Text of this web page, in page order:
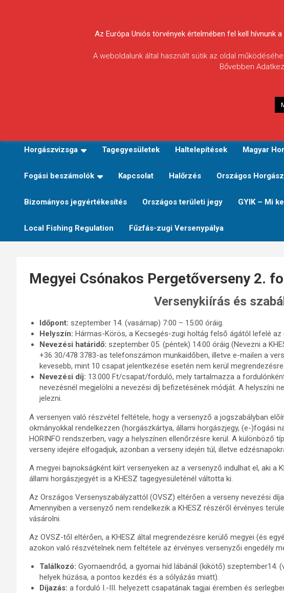
Körösvidéki Horgász
Egyesületek
Horgászvizsga Tagegyesületek Haltelepítések Magyar
Fogási beszámolók Kapcsolat Halőrzés Országos
Bizományos jegyértékesítés Országos területi jegy GYIK – Mi
Local Fishing Regulation Fűzfás-zugi Versenypálya
Megyei Csónakos Pergetőverseny 2.
Versenykiírás és
Időpont: szeptember 14. (vasárnap) 7:00 – 15:00 óráig.
Helyszín: Hármas-Körös, a Kecsegés-zugi holtág felső ágától lefelé az
Nevezési határidő: szeptember 05. (péntek) 14:00 óráig (Nevezni a
+36 30/478 3783-as telefonszámon munkaidőben, illetve e-mailen a
kevesebb, mint 10 csapat jelentkezése esetén nem kerül megrendezésre.
Nevezési díj: 13.000 Ft/csapat/forduló, mely tartalmazza a
nevezésnél megjelölni a nevezési díj befizetésének módját. A helyszíni
jelezni.
A versenyen való részvétel feltétele, hogy a versenyző a jogszabályban
okmányokkal rendelkezzen (horgászkártya, állami horgászjegy, (e-)fogási
HORINFO rendszerben, vagy a helyszínen ellenőrzésre kerül. A különböző
verseny idejére elfogadjuk, azonban a verseny idején túl, illetve
A megyei bajnokságként kiírt versenyeken az a versenyző indulhat el, aki a
állami horgászjegyét is a KHESZ tagegyesületénél váltotta ki.
Az Országos Versenyszabályzattól (OVSZ) eltérően a verseny nevezési
Amennyiben a versenyző nem rendelkezik a KHESZ részéről érvényes
vásárolni.
Az OVSZ-től eltérően, a KHESZ által megrendezésre kerülő megyei (és
azokon való részvételnek nem feltétele az érvényes versenyzői engedély
Találkozó: Gyomaendrőd, a gyomai híd lábánál (kikötő) szeptember14.
helyek húzása, a pontos kezdés és a sólyázás miatt).
Díjazás: a forduló I.-III. helyezett csapatának tagjai éremben és
Az Európa Uniós törvények értelmében fel kell hívnunk
A weboldalunk által használt sütik az oldal
Bővebben